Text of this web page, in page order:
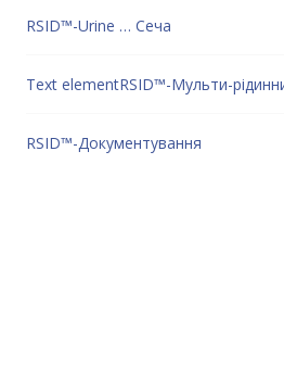
RSID™-Urine … Сеча
Text elementRSID™-Мульти-
RSID™-Документування